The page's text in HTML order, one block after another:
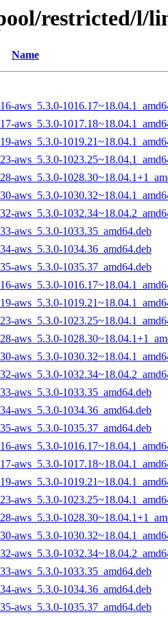
restricted/l/
Name
aws_5.3.0-
aws_5.3.0-
aws_5.3.0-
aws_5.3.0-
aws_5.3.0-
aws_5.3.0-
aws_5.3.0-
aws_5.3.0-1033.35_amd64.deb
aws_5.3.0-1034.36_amd64.deb
aws_5.3.0-1035.37_amd64.deb
aws_5.3.0-
aws_5.3.0-
aws_5.3.0-
aws_5.3.0-
aws_5.3.0-
aws_5.3.0-
aws_5.3.0-1033.35_amd64.deb
aws_5.3.0-1034.36_amd64.deb
aws_5.3.0-1035.37_amd64.deb
aws_5.3.0-
aws_5.3.0-
aws_5.3.0-
aws_5.3.0-
aws_5.3.0-
aws_5.3.0-
aws_5.3.0-
aws_5.3.0-1033.35_amd64.deb
aws_5.3.0-1034.36_amd64.deb
aws_5.3.0-1035.37_amd64.deb